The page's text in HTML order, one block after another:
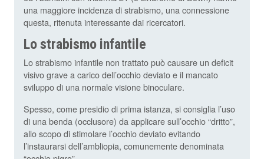
una maggiore incidenza di strabismo, una connessione
questa, ritenuta interessante dai ricercatori.
Lo strabismo infantile
Lo strabismo infantile non trattato può causare un deficit
visivo grave a carico dell’occhio deviato e il mancato
sviluppo di una normale visione binoculare.
Spesso, come presidio di prima istanza, si consiglia l’uso
di una benda (occlusore) da applicare sull’occhio “dritto”,
allo scopo di stimolare l’occhio deviato evitando
l’instaurarsi dell’ambliopia, comunemente denominata